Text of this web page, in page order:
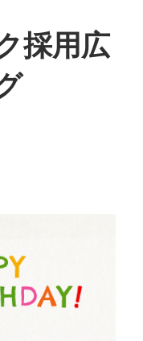
採用広